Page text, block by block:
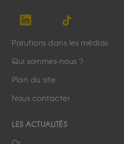
Parutions dans les médias
Qui sommes-nous ?
Plan du site
Nous contacter
LES ACTUALITÉS